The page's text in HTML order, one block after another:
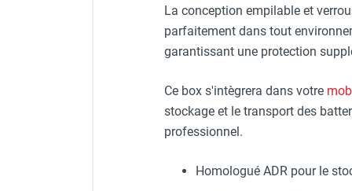
Chauffage FARM au gaz
Chauffage FARM au fioul
Chauffage d'atelier granulés / bois /
Chaudière fixe à eau
Aérotherme fixe mural
Aérotherme électrique
Aérotherme à eau chaude ou froide
La conception empilable et
parfaitement dans tout
garantissant une protection
Ce box s'intègrera dans votre
stockage et le transport des
professionnel.
Homologué ADR pour le